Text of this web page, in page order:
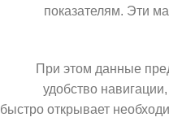
показателям. Эти
При этом данные
удобство
быстро открывает